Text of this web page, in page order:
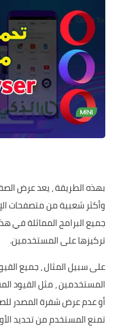
وأكثر شعبية من متصفحات
تركيزها على المستخدمين.
على سبيل المثال ، جميع
المستخدمين ، مثل القيود
أو عدم عرض شفرة المصدر
تمنع المستخدم من تحديد